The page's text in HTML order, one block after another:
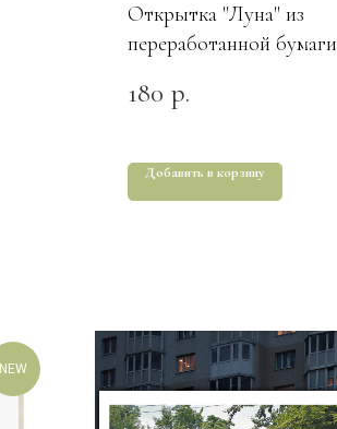
Открытка "Луна" из
переработанной бумаги
180 р.
Добавить в корзину
NEW